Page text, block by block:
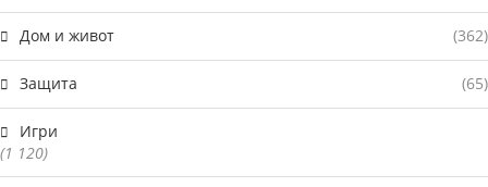
Дом и живот (362)
Защита (65)
Игри
(1 120)